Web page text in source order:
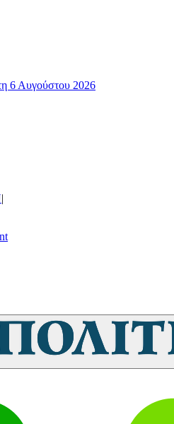
6 Αυγούστου 2026
|